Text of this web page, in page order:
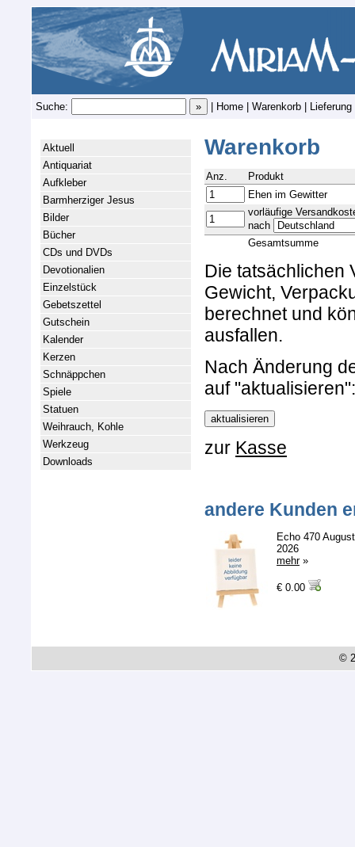
Suche: Home Warenkorb Lieferung
Aktuell
Antiquariat
Aufkleber
Barmherziger Jesus
Bilder
Bücher
CDs und DVDs
Devotionalien
Einzelstück
Gebetszettel
Gutschein
Kalender
Kerzen
Schnäppchen
Spiele
Statuen
Weihrauch, Kohle
Werkzeug
Downloads
Warenkorb
Anz.
Produkt
Ehen im Gewitter
vorläufige
nach
Gesamtsumme
Die tatsächlichen
Gewicht,
berechnet und
ausfallen.
Nach Änderung
auf "aktualisieren":
zur Kasse
andere Kunden
Echo 470 August
2026
mehr»
€ 0.00
©